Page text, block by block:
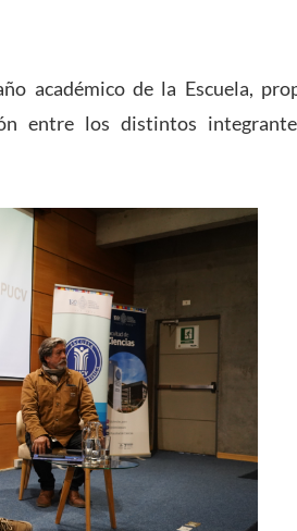
académico de la Escuela,
entre los distintos